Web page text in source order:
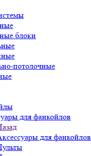
блоки
потолочные
для фанкойлов
для фанкойлов